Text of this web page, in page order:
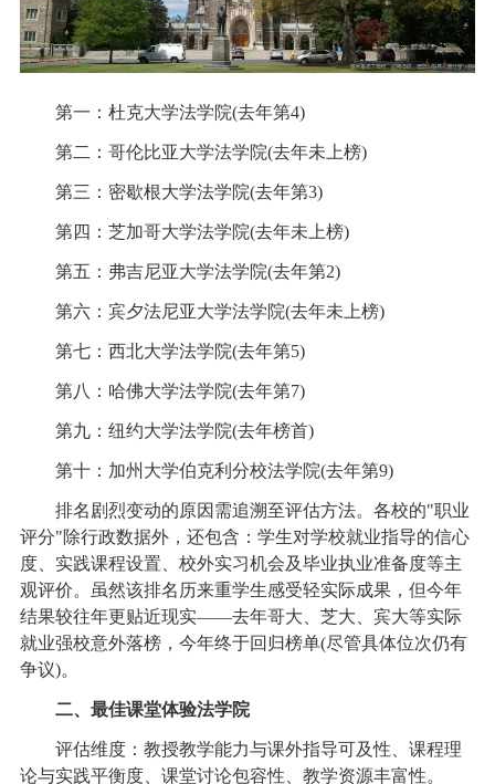
第一：杜克大学法学院(去年第4)
第二：哥伦比亚大学法学院(去年未上榜)
第三：密歇根大学法学院(去年第3)
第四：芝加哥大学法学院(去年未上榜)
第五：弗吉尼亚大学法学院(去年第2)
第六：宾夕法尼亚大学法学院(去年未上榜)
第七：西北大学法学院(去年第5)
第八：哈佛大学法学院(去年第7)
第九：纽约大学法学院(去年榜首)
第十：加州大学伯克利分校法学院(去年第9)
排名剧烈变动的原因需追溯至评估方法。各校的"职业
评分"除行政数据外，还包含：学生对学校就业指导的信心
度、实践课程设置、校外实习机会及毕业执业准备度等主
观评价。虽然该排名历来重学生感受轻实际成果，但今年
结果较往年更贴近现实——去年哥大、芝大、宾大等实际
就业强校意外落榜，今年终于回归榜单(尽管具体位次仍有
争议)。
二、最佳课堂体验法学院
评估维度：教授教学能力与课外指导可及性、课程理
论与实践平衡度、课堂讨论包容性、教学资源丰富性。